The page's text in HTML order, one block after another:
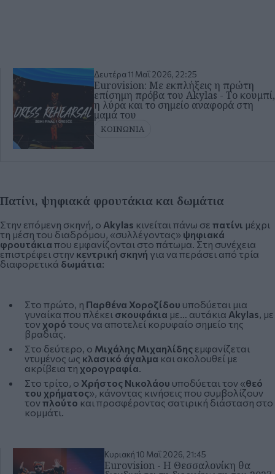
Δευτέρα 11 Μαΐ 2026, 22:25
Eurovision: Με εκπλήξεις η πρώτη
επίσημη πρόβα του Akylas - Το κουμπί,
η λύρα και το σημείο αναφορά στη
μαμά του
ΚΟΙΝΩΝΙΑ
Πατίνι, ψηφιακά φρουτάκια και δωμάτια
Στην επόμενη σκηνή, ο Akylas κινείται πάνω σε πατίνι μέχρι
τη μέση του διαδρόμου, «συλλέγοντας» ψηφιακά
φρουτάκια που εμφανίζονται στο πάτωμα. Στη συνέχεια
επιστρέφει στην κεντρική σκηνή για να περάσει από τρία
διαφορετικά δωμάτια:
Στο πρώτο, η Παρθένα Χοροζίδου υποδύεται μια
γυναίκα που πλέκει σκουφάκια με… αυτάκια Akylas, με
τον χορό τους να αποτελεί κορυφαίο σημείο της
βραδιάς.
Στο δεύτερο, ο Μιχάλης Μιχαηλίδης εμφανίζεται
ντυμένος ως κλασικό άγαλμα και ακολουθεί με
ακρίβεια τη χορογραφία.
Στο τρίτο, ο Χρήστος Νικολάου υποδύεται τον «θεό
του χρήματος», κάνοντας κινήσεις που συμβολίζουν
τον πλούτο και προσφέροντας σατιρική διάσταση στο
κομμάτι.
Κυριακή 10 Μαΐ 2026, 21:45
Eurovision - Η Θεσσαλονίκη θα